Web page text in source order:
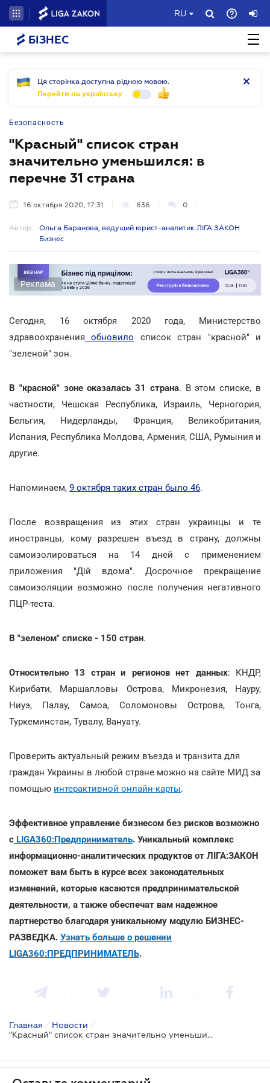
RU
БІЗНЕС
Ця сторінка доступна рідною мовою.
Перейти на українську
Безопасность
"Красный" список стран
значительно уменьшился: в
перечне 31 страна
16 октября 2020, 17:31 636 0
Автор:
Ольга Баранова, ведущий юрист-аналитик ЛІГА:ЗАКОН
Бизнес
Реклама
Сегодня, 16 октября 2020 года, Министерство
здравоохранения обновило список стран "красной" и
"зеленой" зон.
В "красной" зоне оказалась 31 страна. В этом списке, в
частности, Чешская Республика, Израиль, Черногория,
Бельгия, Нидерланды, Франция, Великобритания,
Испания, Республика Молдова, Армения, США, Румыния и
другие.
Напоминаем, 9 октября таких стран было 46.
После возвращения из этих стран украинцы и те
иностранцы, кому разрешен въезд в страну, должны
самоизолироваться на 14 дней с применением
приложения "Дій вдома". Досрочное прекращение
самоизоляции возможно после получения негативного
ПЦР-теста.
В "зеленом" списке - 150 стран.
Относительно 13 стран и регионов нет данных: КНДР,
Кирибати, Маршалловы Острова, Микронезия, Науру,
Ниуэ, Палау, Самоа, Соломоновы Острова, Тонга,
Туркеминстан, Тувалу, Вануату.
Проверить актуальный режим въезда и транзита для
граждан Украины в любой стране можно на сайте МИД за
помощью интерактивной онлайн-карты.
Эффективное управление бизнесом без рисков возможно
с LIGA360:Предприниматель. Уникальный комплекс
информационно-аналитических продуктов от ЛІГА:ЗАКОН
поможет вам быть в курсе всех законодательных
изменений, которые касаются предпринимательской
деятельности, а также обеспечат вам надежное
партнерство благодаря уникальному модулю БИЗНЕС-
РАЗВЕДКА. Узнать больше о решении
LIGA360:ПРЕДПРИНИМАТЕЛЬ.
Главная / Новости /
"Красный" список стран значительно уменьшился: в перечне 31 страна